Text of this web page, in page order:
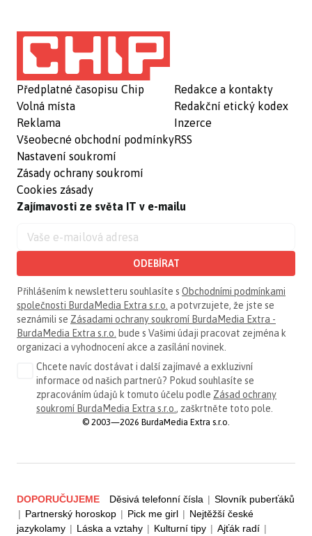
Předplatné časopisu Chip
Volná místa
Reklama
Všeobecné obchodní podmínky
Nastavení soukromí
Zásady ochrany soukromí
Cookies zásady
Redakce a kontakty
Redakční etický kodex
Inzerce
RSS
Zajímavosti ze světa IT v e-mailu
ODEBÍRAT
Přihlášením k newsletteru souhlasíte s Obchodními podmínkami
společnosti BurdaMedia Extra s.r.o. a potvrzujete, že jste se
seznámili se Zásadami ochrany soukromí BurdaMedia Extra -
BurdaMedia Extra s.r.o. bude s Vašimi údaji pracovat zejména k
organizaci a vyhodnocení akce a zasílání novinek.
Chcete navíc dostávat i další zajímavé a exkluzivní
informace od našich partnerů? Pokud souhlasíte se
zpracováním údajů k tomuto účelu podle Zásad ochrany
soukromí BurdaMedia Extra s.r.o. , zaškrtněte toto pole.
© 2003—2026 BurdaMedia Extra s.r.o.
DOPORUČUJEME Děsivá telefonní čísla | Slovník puberťáků
| Partnerský horoskop | Pick me girl | Nejtěžší české
jazykolamy | Láska a vztahy | Kulturní tipy | Ajťák radí |